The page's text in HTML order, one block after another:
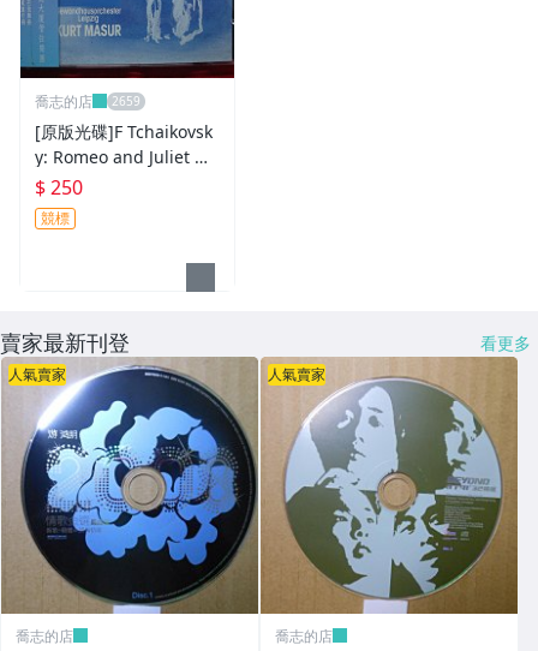
喬志的店
[原版光碟]F Tchaikovsk
y: Romeo and Juliet M
ADE IN GERMANY
$ 250
競標
賣家最新刊登 看更多
人氣賣家
喬志的店
人氣賣家
喬志的店